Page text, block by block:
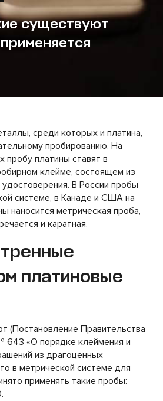
существуют
среди которых и платина,
пробированию. На
пробу платины ставят в
клейме, состоящем из
В России пробы
системе, в Канаде и США на
наносится метрическая проба,
и каратная.
платиновые
(Постановление Правительства
643 «О порядке клеймения и
из драгоценных
в метрической системе для
применять такие пробы: